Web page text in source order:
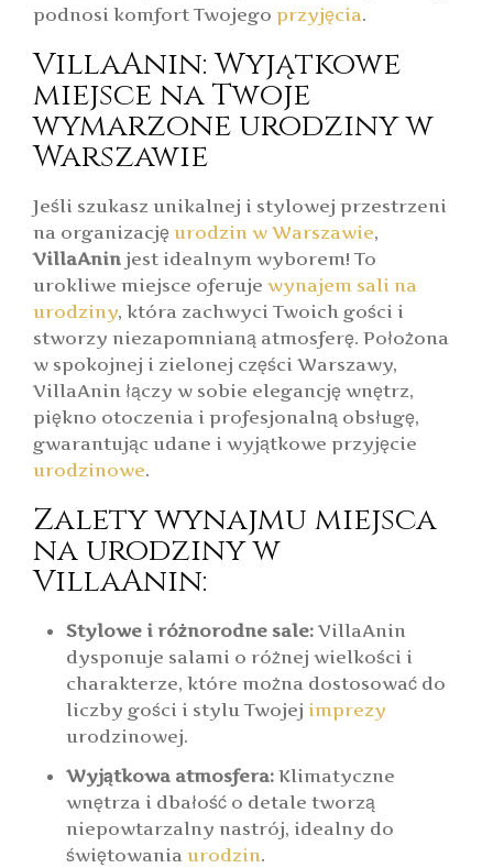
podnosi komfort Twojego przyjęcia.
VillaAnin: Wyjątkowe
miejsce na Twoje
wymarzone urodziny w
Warszawie
Jeśli szukasz unikalnej i stylowej przestrzeni
na organizację urodzin w Warszawie,
VillaAnin jest idealnym wyborem! To
urokliwe miejsce oferuje wynajem sali na
urodziny, która zachwyci Twoich gości i
stworzy niezapomnianą atmosferę. Położona
w spokojnej i zielonej części Warszawy,
VillaAnin łączy w sobie elegancję wnętrz,
piękno otoczenia i profesjonalną obsługę,
gwarantując udane i wyjątkowe przyjęcie
urodzinowe.
Zalety wynajmu miejsca
na urodziny w
VillaAnin:
Stylowe i różnorodne sale:VillaAnin
dysponuje salami o różnej wielkości i
charakterze, które można dostosować do
liczby gości i stylu Twojej imprezy
urodzinowej.
Wyjątkowa atmosfera: Klimatyczne
wnętrza i dbałość o detale tworzą
niepowtarzalny nastrój, idealny do
świętowania urodzin.